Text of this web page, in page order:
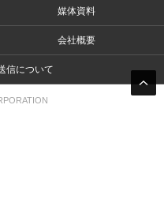
媒体資料
会社概要
信について